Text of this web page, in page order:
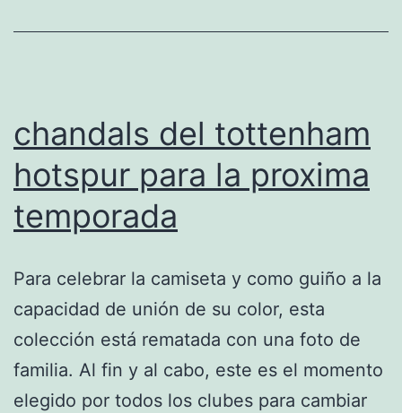
chandals del tottenham
hotspur para la proxima
temporada
Para celebrar la camiseta y como guiño a la
capacidad de unión de su color, esta
colección está rematada con una foto de
familia. Al fin y al cabo, este es el momento
elegido por todos los clubes para cambiar